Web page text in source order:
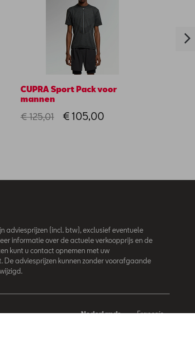
CUPRA Sport Pack voor
mannen
€ 125,01 € 105,00
adviesprijzen (incl. btw), exclusief eventuele
informatie over de actuele verkoopprijs en de
kunt u contact opnemen met uw
De adviesprijzen kunnen zonder voorafgaande
Nederlands
Français